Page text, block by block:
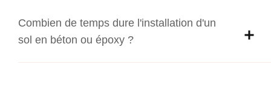
Combien de temps dure l'installation d'un
sol en béton ou époxy ?